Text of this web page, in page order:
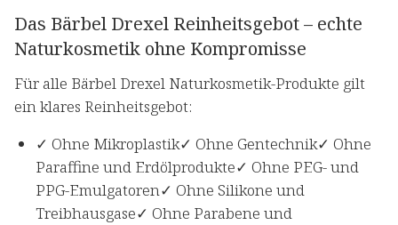
Das Bärbel Drexel Reinheitsgebot – echte
Naturkosmetik ohne Kompromisse
Für alle Bärbel Drexel Naturkosmetik-Produkte gilt
ein klares Reinheitsgebot:
✓ Ohne Mikroplastik✓ Ohne Gentechnik✓ Ohne
Paraffine und Erdölprodukte✓ Ohne PEG- und
PPG-Emulgatoren✓ Ohne Silikone und
Treibhausgase✓ Ohne Parabene und